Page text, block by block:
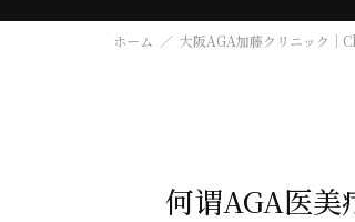
ホーム 大阪AGA加藤クリニック｜
何谓AGA医美